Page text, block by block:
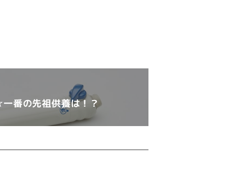
番の先祖供養は！？